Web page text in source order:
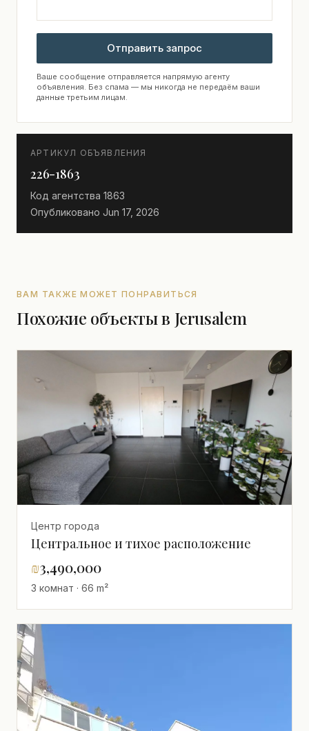
Отправить запрос
Ваше сообщение отправляется напрямую агенту
объявления. Без спама — мы никогда не передаём ваши
данные третьим лицам.
АРТИКУЛ ОБЪЯВЛЕНИЯ
226-1863
Код агентства 1863
Опубликовано Jun 17, 2026
ВАМ ТАКЖЕ МОЖЕТ ПОНРАВИТЬСЯ
Похожие объекты в Jerusalem
Центр города
Центральное и тихое расположение
₪3,490,000
3 комнат · 66 m²